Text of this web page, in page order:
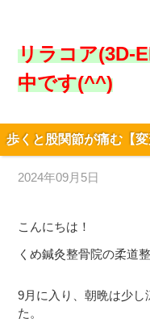
リラコア(3D-
中です(^^)
歩くと股関節が痛む【変
2024年09月5日
こんにちは！
くめ鍼灸整骨院の柔道
9月に入り、朝晩は少し
た。